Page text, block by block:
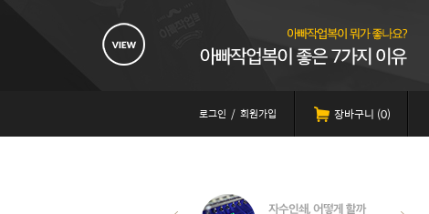
로그인 / 회원가입 장바구니 (0)